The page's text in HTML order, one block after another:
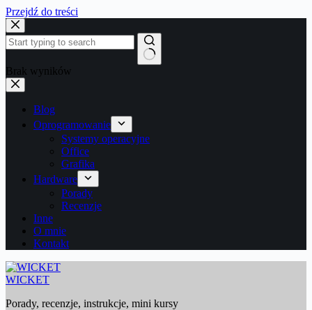
Przejdź do treści
Brak wyników
Blog
Oprogramowanie
Systemy operacyjne
Office
Grafika
Hardware
Porady
Recenzje
Inne
O mnie
Kontakt
WICKET
Porady, recenzje, instrukcje, mini kursy